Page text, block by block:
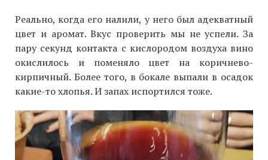
Реально, когда его налили, у него был адекватный
цвет и аромат. Вкус проверить мы не успели. За
пару секунд контакта с кислородом воздуха вино
окислилось и поменяло цвет на коричнево-
кирпичный. Более того, в бокале выпали в осадок
какие-то хлопья. И запах испортился тоже.